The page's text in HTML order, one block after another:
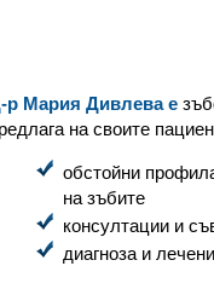
р Мария Дивлева е
на своите
обстойни
на зъбите
консултации и
диагноза и